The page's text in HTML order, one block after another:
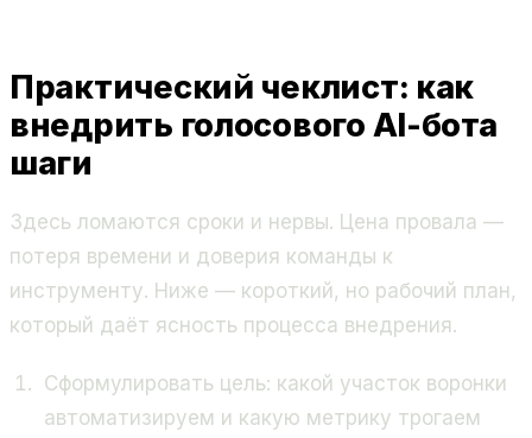
Практический чеклист: как
внедрить голосового AI-бота
шаги
Здесь ломаются сроки и нервы. Цена провала —
потеря времени и доверия команды к
инструменту. Ниже — короткий, но рабочий план,
который даёт ясность процесса внедрения.
Сформулировать цель: какой участок воронки
автоматизируем и какую метрику трогаем